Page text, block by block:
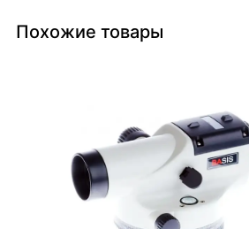
Похожие товары